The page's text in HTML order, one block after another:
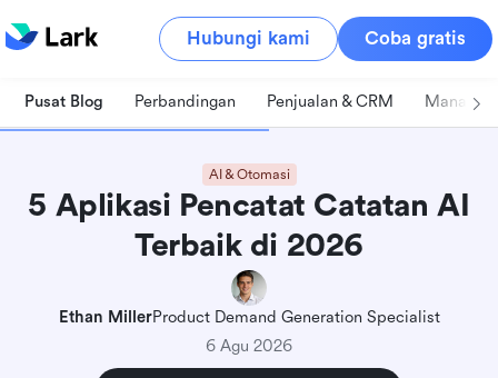
Hubungi kami Coba gratis
Pusat Blog Perbandingan Penjualan & CRM
AI & Otomasi
5 Aplikasi Pencatat Catatan AI
Terbaik di 2026
Ethan MillerProduct Demand Generation Specialist
6 Agu 2026